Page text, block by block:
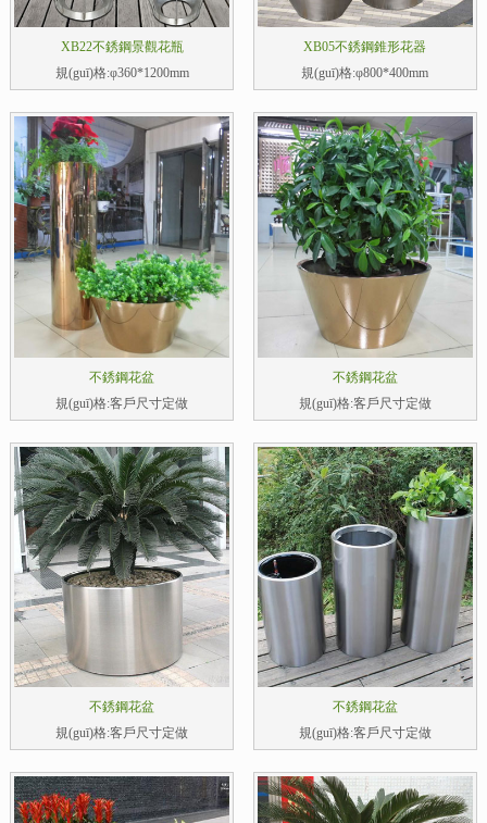
XB22不銹鋼景觀花瓶
規(guī)格:φ360*1200mm
XB05不銹鋼錐形花器
規(guī)格:φ800*400mm
不銹鋼花盆
規(guī)格:客戶尺寸定做
不銹鋼花盆
規(guī)格:客戶尺寸定做
不銹鋼花盆
規(guī)格:客戶尺寸定做
不銹鋼花盆
規(guī)格:客戶尺寸定做